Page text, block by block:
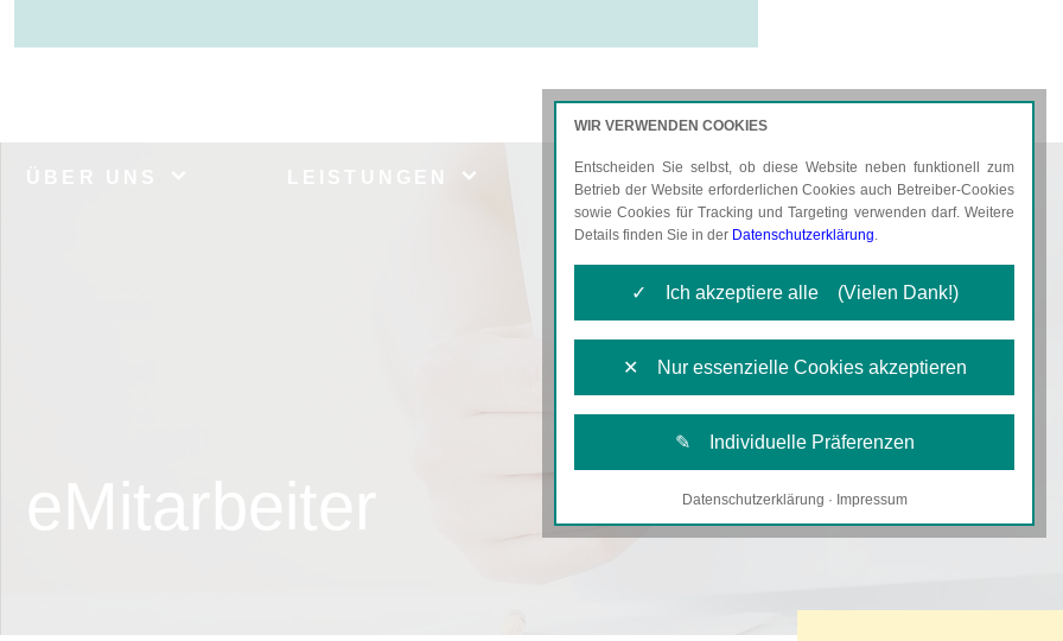
AKTUELLES KARRIERE
WIR VERWENDEN COOKIES
Entscheiden Sie selbst, ob diese Website neben funktionell zum
Betrieb der Website erforderlichen Cookies auch Betreiber-Cookies
sowie Cookies für Tracking und Targeting verwenden darf. Weitere
Details finden Sie in der Datenschutzerklärung.
✓ Ich akzeptiere alle (Vielen Dank!)
✕ Nur essenzielle Cookies akzeptieren
✎ Individuelle Präferenzen
Notwendige Cookies
Datenschutzerklärung · Impressum